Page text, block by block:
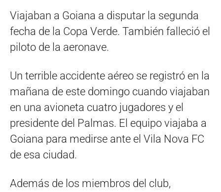
Viajaban a Goiana a disputar la segunda
fecha de la Copa Verde. También falleció el
piloto de la aeronave.
Un terrible accidente aéreo se registró en la
mañana de este domingo cuando viajaban
en una avioneta cuatro jugadores y el
presidente del Palmas. El equipo viajaba a
Goiana para medirse ante el Vila Nova FC
de esa ciudad.
Además de los miembros del club,